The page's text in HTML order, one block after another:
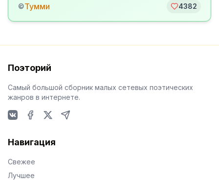
©Тумми 4382
Поэторий
Самый большой сборник малых сетевых поэтических
жанров в интернете.
Навигация
Свежее
Лучшее